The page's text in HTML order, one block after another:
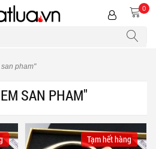
0
san pham"
SAN PHAM"
Bộ lọc
Tạm hết hàng